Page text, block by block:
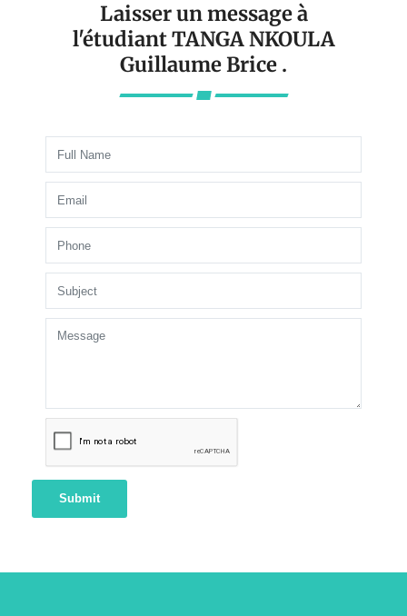
Laisser un message à
l'étudiant TANGA NKOULA
Guillaume Brice .
Submit